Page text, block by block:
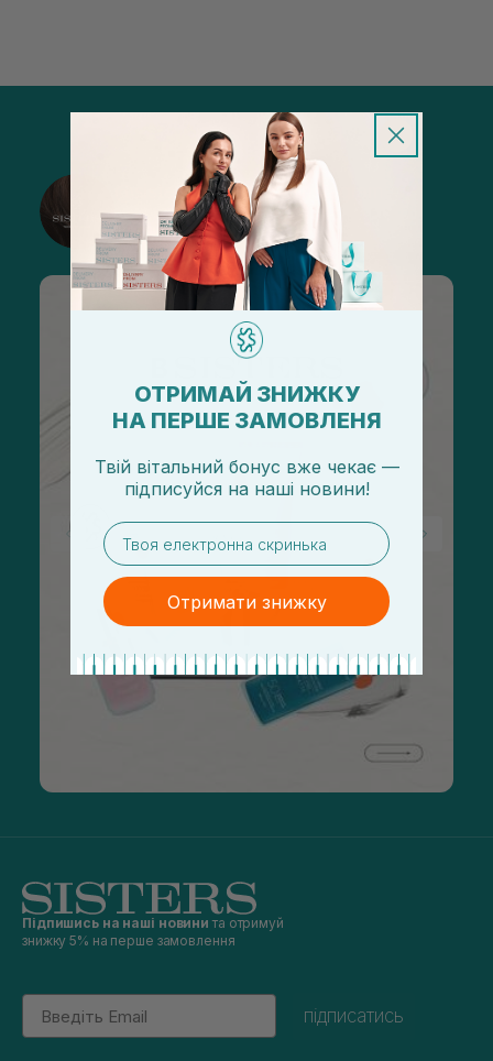
@sisters_stelmakh в Instagram
Підписатися
Підпишись на наші новини та отримуй
знижку 5% на перше замовлення
Email
підписатись
ОТРИМАЙ ЗНИЖКУ
НА ПЕРШЕ ЗАМОВЛЕНЯ
Твій вітальний бонус вже чекає —
підписуйся на наші новини!
email
Отримати знижку